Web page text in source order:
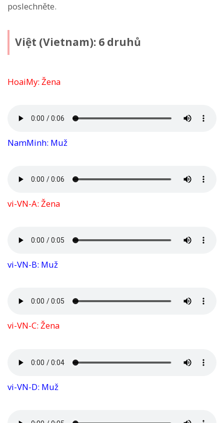
poslechněte.
Việt (Vietnam): 6 druhů
HoaiMy: Žena
NamMinh: Muž
vi-VN-A: Žena
vi-VN-B: Muž
vi-VN-C: Žena
vi-VN-D: Muž